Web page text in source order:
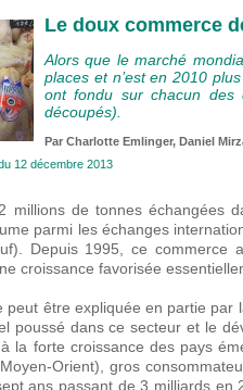
Le doux commerce
Alors que le marché
places et n’est en 2010
ont fondu sur chacun des
découpés).
Par Charlotte Emlinger, Daniel
12 décembre 2013
millions de tonnes échangées
parmi les échanges
Depuis 1995, ce commerce
croissance favorisée
peut être expliquée en partie
poussé dans ce secteur et le
la forte croissance des pays
Orient), gros
ans passant de 3 milliards